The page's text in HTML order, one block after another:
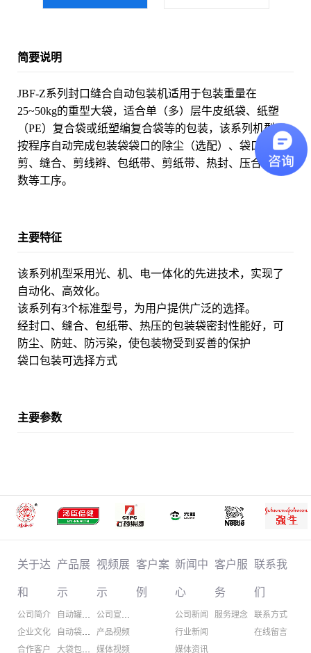
简要说明
JBF-Z系列封口缝合自动包装机适用于包装重量在
25~50kg的重型大袋，适合单（多）层牛皮纸袋、纸塑
（PE）复合袋或纸塑编复合袋等的包装，该系列机型可
按程序自动完成包装袋袋口的除尘（选配）、袋口、修
剪、缝合、剪线辫、包纸带、剪纸带、热封、压合和计
数等工序。
主要特征
该系列机型采用光、机、电一体化的先进技术，实现了
自动化、高效化。
该系列有3个标准型号，为用户提供广泛的选择。
经封口、缝合、包纸带、热压的包装袋密封性能好，可
防尘、防蛀、防污染，使包装物受到妥善的保护
袋口包装可选择方式
主要参数
关于达
和
公司简介
企业文化
合作客户
产品展
示
自动罐装机
自动袋装机
大袋包装机
视频展
示
产品视频
媒体视频
客户案
例
新闻中
心
公司新闻
行业新闻
媒体资讯
客户服
务
服务理念
联系我
们
联系方式
在线留言